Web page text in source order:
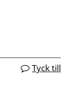
Tyck till